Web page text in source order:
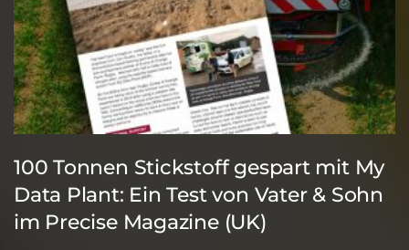
100 Tonnen Stickstoff gespart mit My
Data Plant: Ein Test von Vater & Sohn
im Precise Magazine (UK)